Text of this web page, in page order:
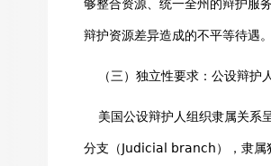
够整合资源、统一全州的辩护服
辩护资源差异造成的不平等待遇
（三）独立性要求：公设辩护
美国公设辩护人组织隶属关系
分支（Judicial branch），隶